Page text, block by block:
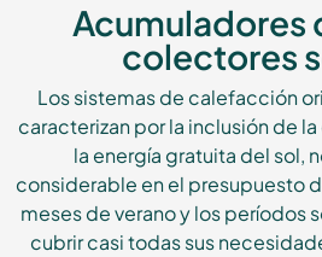
Acumuladores
colectores
Los sistemas de calefacción
caracterizan por la inclusión de la
la energía gratuita del sol,
considerable en el presupuesto
meses de verano y los períodos
cubrir casi todas sus